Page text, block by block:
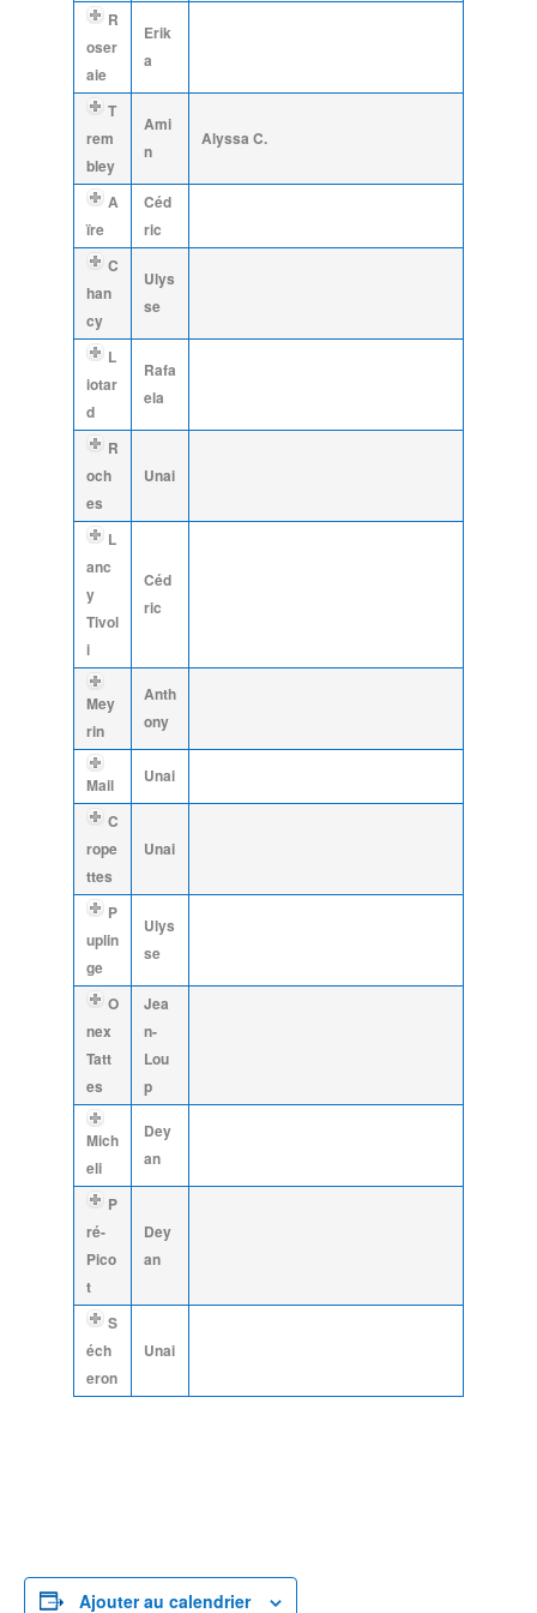
R
oser
aie
Erik
a
T
rem
bley
Ami
n
Alyssa C.
A
ïre
Céd
ric
C
han
cy
Ulys
se
L
iotar
d
Rafa
ela
R
och
es
Unai
L
anc
y
Tivol
i
Céd
ric
Mey
rin
Anth
ony
Mail Unai
C
rope
ttes
Unai
P
uplin
ge
Ulys
se
O
nex
Tatt
es
Jea
n-
Lou
p
Mich
eli
Dey
an
P
ré-
Pico
t
Dey
an
S
éch
eron
Unai
Ajouter au calendrier